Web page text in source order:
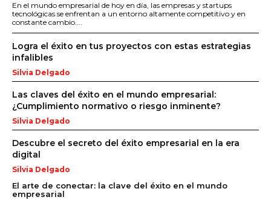
En el mundo empresarial de hoy en día, las empresas y startups
tecnológicas se enfrentan a un entorno altamente competitivo y en
constante cambio....
Logra el éxito en tus proyectos con estas estrategias
infalibles
Silvia Delgado
Las claves del éxito en el mundo empresarial:
¿Cumplimiento normativo o riesgo inminente?
Silvia Delgado
Descubre el secreto del éxito empresarial en la era
digital
Silvia Delgado
El arte de conectar: la clave del éxito en el mundo
empresarial